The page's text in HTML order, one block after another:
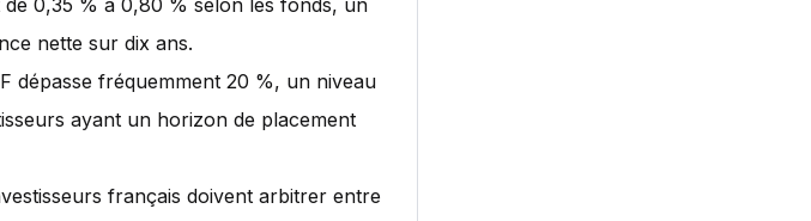
0,35 % à 0,80 % selon les fonds, un
nette sur dix ans.
dépasse fréquemment 20 %, un niveau
ayant un horizon de placement
français doivent arbitrer entre